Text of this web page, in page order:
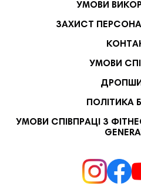
УМОВИ
ЗАХИСТ
УМОВИ
ПОЛІТИКА
УМОВИ СПІВПРАЦІ З